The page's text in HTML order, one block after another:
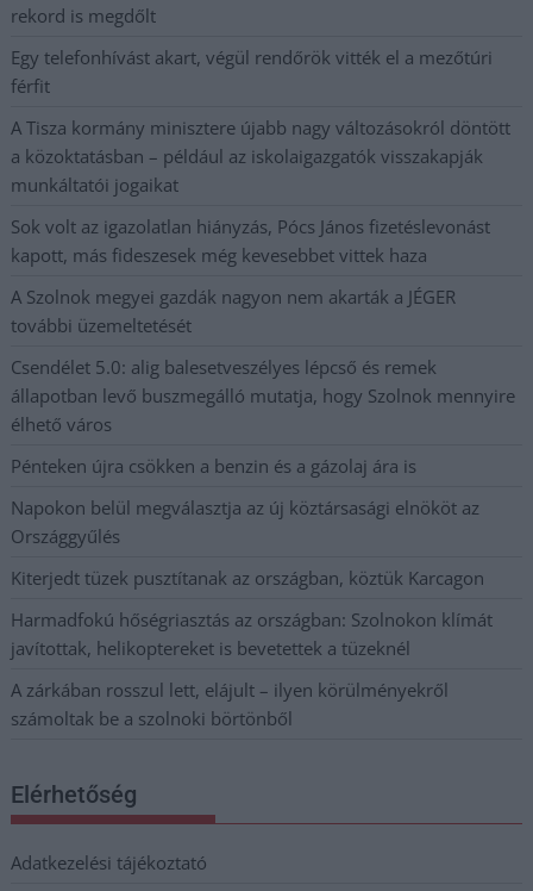
rekord is megdőlt
Egy telefonhívást akart, végül rendőrök vitték el a mezőtúri
férfit
A Tisza kormány minisztere újabb nagy változásokról döntött
a közoktatásban – például az iskolaigazgatók visszakapják
munkáltatói jogaikat
Sok volt az igazolatlan hiányzás, Pócs János fizetéslevonást
kapott, más fideszesek még kevesebbet vittek haza
A Szolnok megyei gazdák nagyon nem akarták a JÉGER
további üzemeltetését
Csendélet 5.0: alig balesetveszélyes lépcső és remek
állapotban levő buszmegálló mutatja, hogy Szolnok mennyire
élhető város
Pénteken újra csökken a benzin és a gázolaj ára is
Napokon belül megválasztja az új köztársasági elnököt az
Országgyűlés
Kiterjedt tüzek pusztítanak az országban, köztük Karcagon
Harmadfokú hőségriasztás az országban: Szolnokon klímát
javítottak, helikoptereket is bevetettek a tüzeknél
A zárkában rosszul lett, elájult – ilyen körülményekről
számoltak be a szolnoki börtönből
Elérhetőség
Adatkezelési tájékoztató